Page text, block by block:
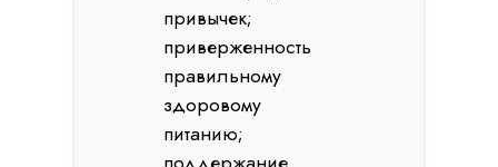
привычек;
приверженность
правильному
здоровому
питанию;